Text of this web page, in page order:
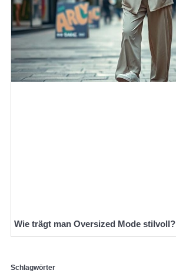
Wie trägt man Oversized Mode stilvoll?
Schlagwörter